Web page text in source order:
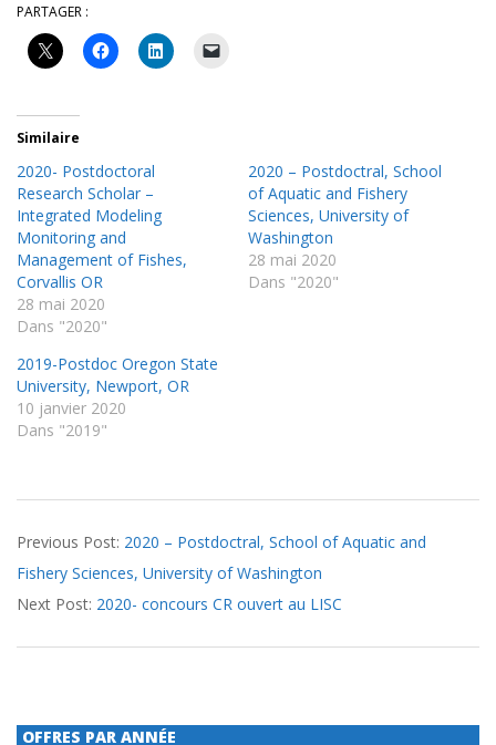
PARTAGER :
Similaire
2020- Postdoctoral
Research Scholar –
Integrated Modeling
Monitoring and
Management of Fishes,
Corvallis OR
28 mai 2020
Dans "2020"
2020 – Postdoctral, School
of Aquatic and Fishery
Sciences, University of
Washington
28 mai 2020
Dans "2020"
2019-Postdoc Oregon State
University, Newport, OR
10 janvier 2020
Dans "2019"
05-
28
Previous Post: 2020 – Postdoctral, School of Aquatic and
Fishery Sciences, University of Washington
Next Post: 2020- concours CR ouvert au LISC
OFFRES PAR ANNÉE